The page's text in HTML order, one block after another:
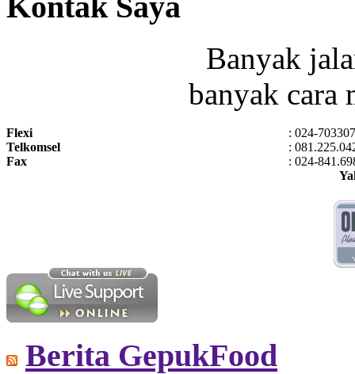
Banyak
banyak cara
Flexi
: 024-
Telkomsel
:
Fax
: 024-
Berita GepukFood